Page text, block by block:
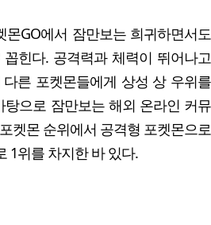
GO에서 잠만보는 희귀하면서도
힌다. 공격력과 체력이 뛰어나고
른 포켓몬들에게 상성 상 우위를
으로 잠만보는 해외 온라인 커뮤
켓몬 순위에서 공격형 포켓몬으로
1위를 차지한 바 있다.